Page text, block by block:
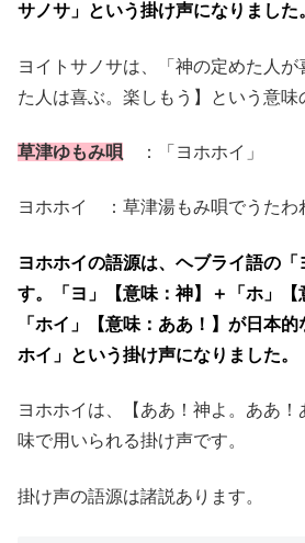
サノサ」という掛け声になりました
ヨイトサノサは、「神の定めた人
た人は喜ぶ。楽しもう】という意味
草津ゆもみ唄 ：「ヨホホイ」
ヨホホイ ：草津湯もみ唄でうたわ
ヨホホイの語源は、ヘブライ語の
す。「ヨ」【意味：神】＋「ホ」【
「ホイ」【意味：ああ！】が日本
ホイ」という掛け声になりました。
ヨホホイは、【ああ！神よ。ああ
味で用いられる掛け声です。
掛け声の語源は諸説あります。